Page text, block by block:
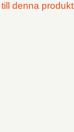
denna produkt